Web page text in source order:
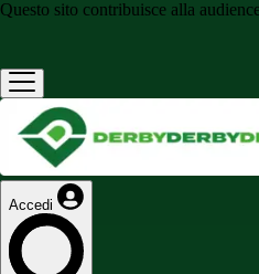
Questo sito contribuisce alla
Accedi